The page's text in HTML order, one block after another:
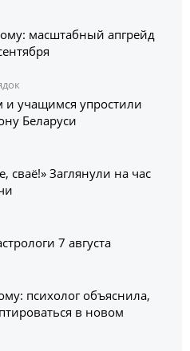
масштабный апгрейд
и учащимся упростили
Беларуси
сваё!» Заглянули на час
7 августа
психолог объяснила,
в новом